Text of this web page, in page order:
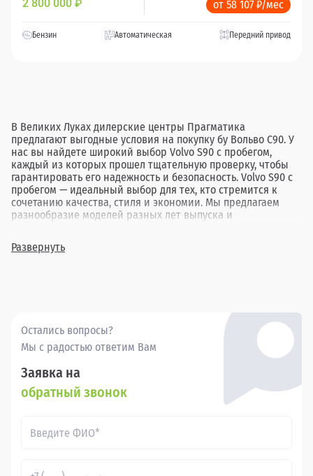
2 800 000 ₽ от 58 107 ₽/мес
Бензин Автоматическая Передний привод
В Великих Луках дилерские центры Прагматика
предлагают выгодные условия на покупку бу Вольво С90. У
нас вы найдете широкий выбор Volvo S90 с пробегом,
каждый из которых прошел тщательную проверку, чтобы
гарантировать его надежность и безопасность. Volvo S90 с
пробегом — идеальный выбор для тех, кто стремится к
сочетанию качества, стиля и экономии. Мы предлагаем
разнообразие моделей разных лет выпуска и
под любые потребности. Покупая бу Вольво С90 в Великих
Луках через Прагматика, вы получаете надежный
Развернуть
Остались вопросы?
Мы с радостью ответим Вам
Заявка на
обратный звонок